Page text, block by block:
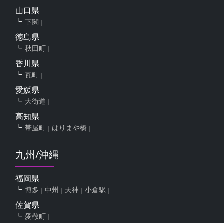
山口県
下関
徳島県
秋田町
香川県
瓦町
愛媛県
大街道
高知県
帯屋町 はりまや橋
九州/沖縄
福岡県
博多 中州 天神 小倉駅
佐賀県
愛敬町